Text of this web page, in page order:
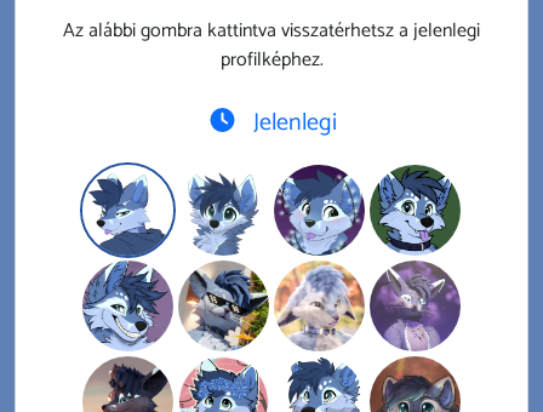
Az alábbi gombra kattintva visszatérhetsz a jelenlegi
profilképhez.
Jelenlegi